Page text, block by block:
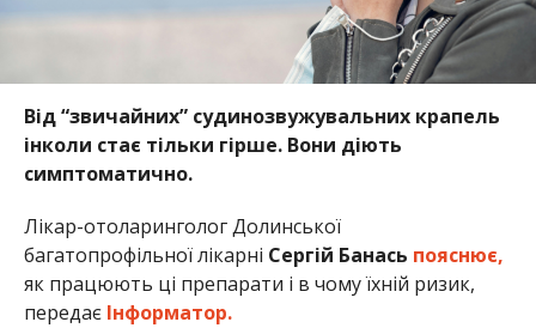
Від “звичайних” судинозвужувальних крапель
інколи стає тільки гірше. Вони діють
симптоматично.
Лікар-отоларинголог Долинської
багатопрофільної лікарні Сергій Банась пояснює,
як працюють ці препарати і в чому їхній ризик,
передає Інформатор.